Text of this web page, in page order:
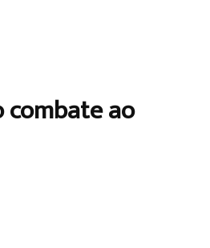
combate ao